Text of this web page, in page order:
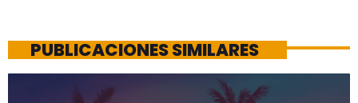
PUBLICACIONES SIMILARES